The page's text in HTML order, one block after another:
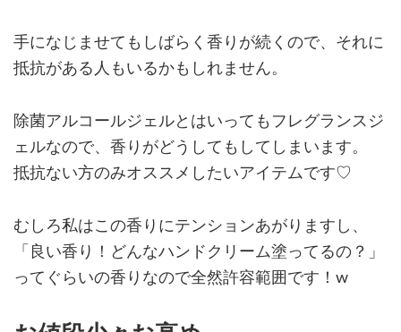
手になじませてもしばらく香りが続くので、それに
抵抗がある人もいるかもしれません。
除菌アルコールジェルとはいってもフレグランスジ
ェルなので、香りがどうしてもしてしまいます。
抵抗ない方のみオススメしたいアイテムです♡
むしろ私はこの香りにテンションあがりますし、
「良い香り！どんなハンドクリーム塗ってるの？」
ってぐらいの香りなので全然許容範囲です！w